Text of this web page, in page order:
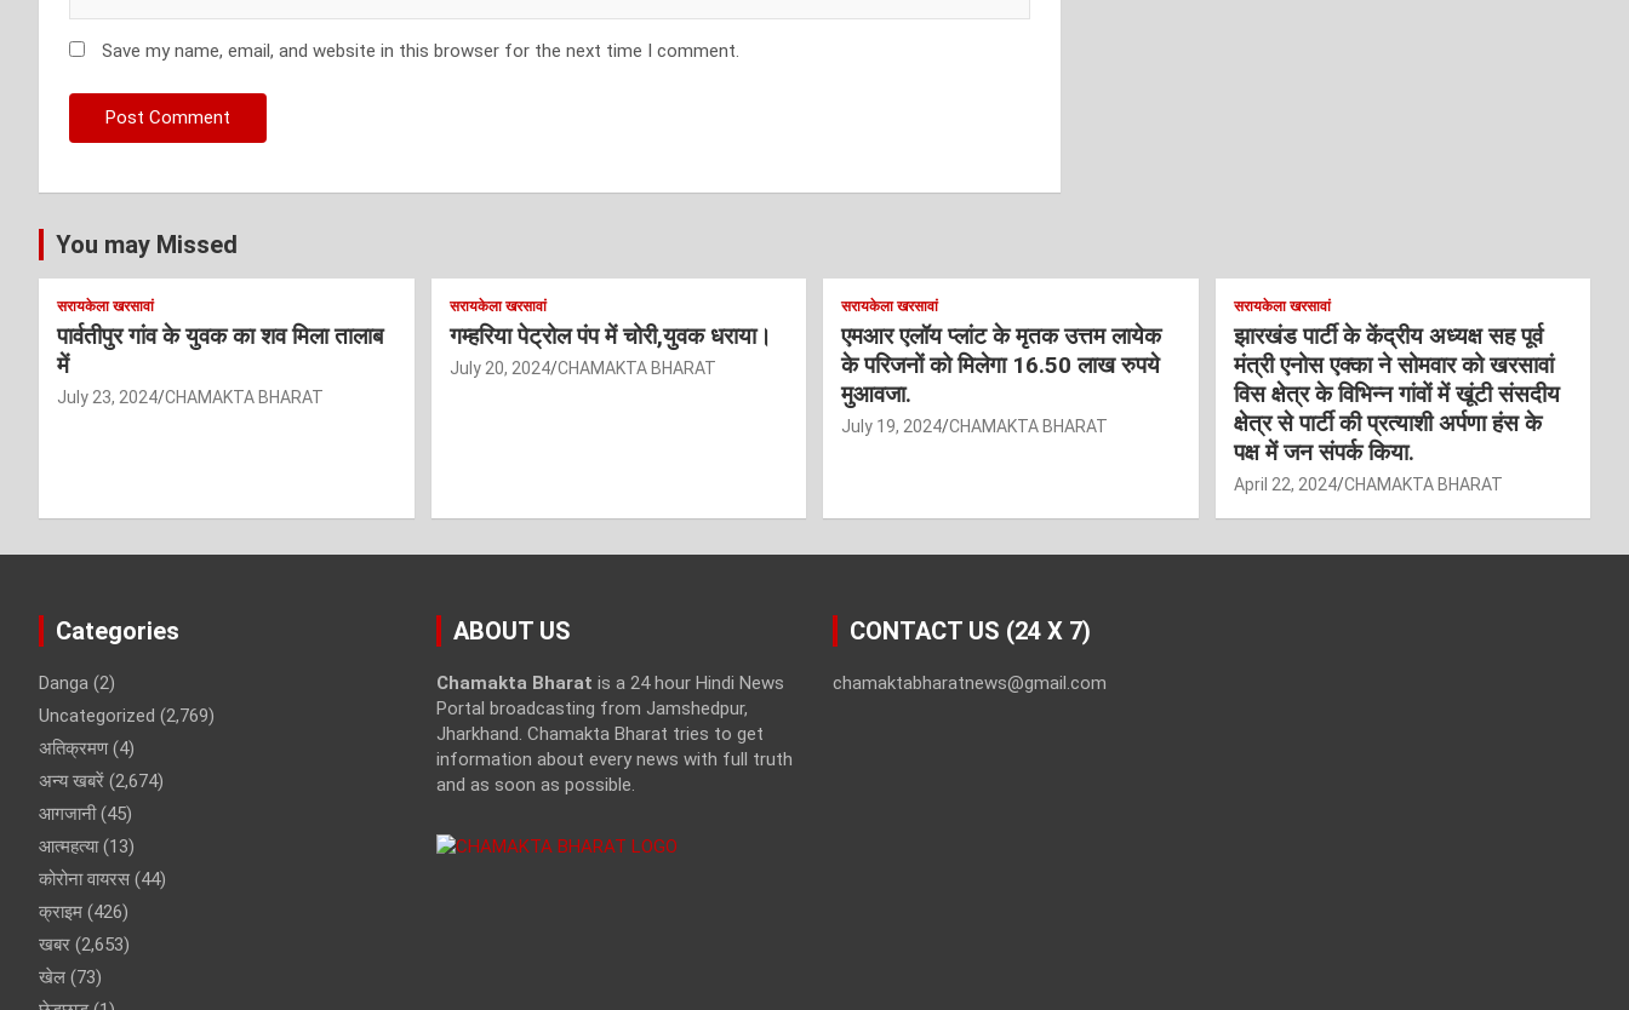
Save my name, email, and website in this browser for the next time I comment.
You may Missed
सरायकेला खरसावां
पार्वतीपुर गांव के युवक का शव मिला तालाब
में
July 23, 2024 CHAMAKTA BHARAT
सरायकेला खरसावां
गम्हरिया पेट्रोल पंप में चोरी,युवक धराया।
July 20, 2024 CHAMAKTA BHARAT
सरायकेला खरसावां
एमआर एलॉय प्लांट के मृतक उत्तम लायेक
के परिजनों को मिलेगा 16.50 लाख रुपये
मुआवजा.
July 19, 2024 CHAMAKTA BHARAT
सरायकेला खरसावां
झारखंड पार्टी के केंद्रीय अध्यक्ष सह पूर्व
मंत्री एनोस एक्का ने सोमवार को खरसावां
विस क्षेत्र के विभिन्न गांवों में खूंटी संसदीय
क्षेत्र से पार्टी की प्रत्याशी अर्पणा हंस के
पक्ष में जन संपर्क किया.
April 22, 2024 CHAMAKTA BHARAT
Categories
Danga (2)
Uncategorized (2,769)
अतिक्रमण(4)
अन्य खबरें (2,674)
आगजानी(45)
आत्महत्या(13)
कोरोना वायरस (44)
क्राइम (426)
खबर (2,653)
खेल (73)
ABOUT US
Chamakta Bharat is a 24 hour Hindi News
Portal broadcasting from Jamshedpur,
Jharkhand. Chamakta Bharat tries to get
information about every news with full truth
and as soon as possible.
CONTACT US (24 X 7)
chamaktabharatnews@gmail.com